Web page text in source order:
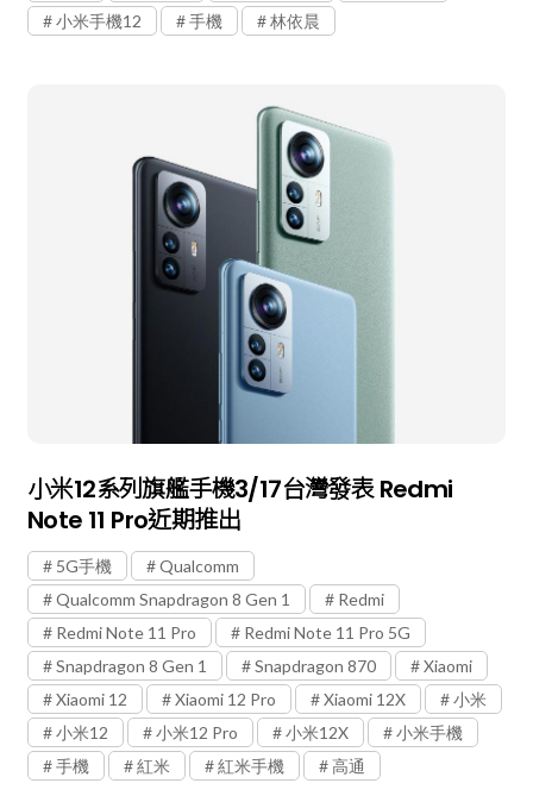
小米手機12 手機 林依晨
小米12系列旗艦手機3/17台灣發表 Redmi
Note 11 Pro近期推出
5G手機
Qualcomm
Qualcomm Snapdragon 8 Gen 1
Redmi
Redmi Note 11 Pro
Redmi Note 11 Pro 5G
Snapdragon 8 Gen 1
Snapdragon 870
Xiaomi
Xiaomi 12
Xiaomi 12 Pro Xiaomi 12X
小米
小米12
小米12 Pro 小米12X
小米手機
手機
紅米 紅米手機 高通